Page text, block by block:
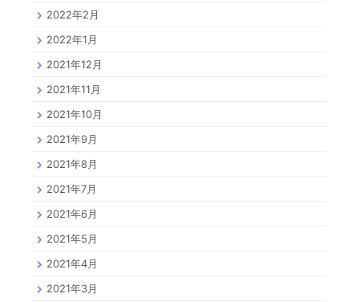
2022年2月
2022年1月
2021年12月
2021年11月
2021年10月
2021年9月
2021年8月
2021年7月
2021年6月
2021年5月
2021年4月
2021年3月